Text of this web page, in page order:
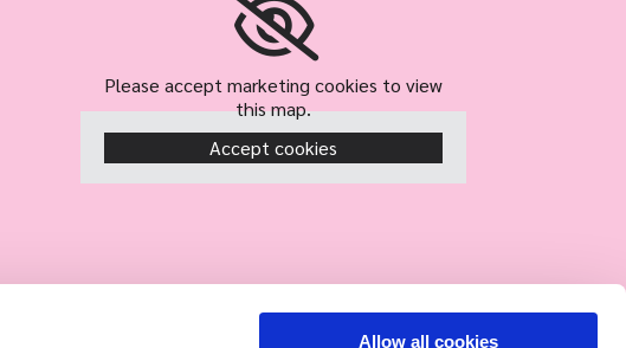
Allow all cookies
Please accept marketing cookies to view
this map.
Accept cookies